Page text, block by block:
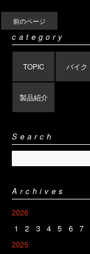
前のページ
category
TOPIC バイク
製品紹介
Search
Archives
2026
1 2 3 4 5 6 7
2025